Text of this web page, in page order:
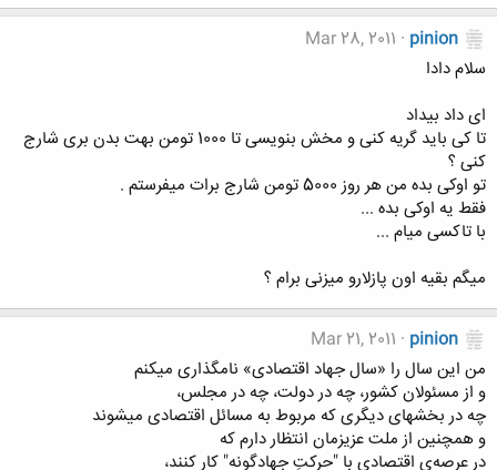
pinion
Mar 28, 2011
سلام دادا
ای داد بیداد
تا کی باید گریه کنی و مخش بنویسی تا 1000 تومن بهت بدن بری شارج
کنی ؟
تو اوکی بده من هر روز 5000 تومن شارج برات میفرستم .
فقط یه اوکی بده ...
با تاکسی میام ...
میگم بقیه اون پازلارو میزنی برام ؟
pinion
Mar 21, 2011
من این سال را «سال جهاد اقتصادی» نامگذاری میكنم
و از مسئولان كشور، چه در دولت، چه در مجلس،
چه در بخشهای دیگری كه مربوط به مسائل اقتصادی میشوند
و همچنین از ملت عزیزمان انتظار دارم كه
در عرصه‌ی اقتصادی با "حركتِ جهادگونه" كار كنند،